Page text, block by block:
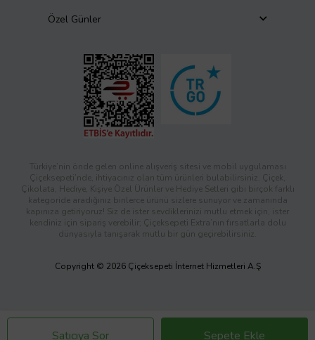
Satıcıya Sor Sepete Ekle
Özel Günler
Türkiye’nin önde gelen online alışveriş sitesi ve mobil uygulaması
Çiçeksepeti’nde, ihtiyacınız olan tüm ürünleri bulabilirsiniz. Çiçek,
Çikolata, Hediye, Kişiye Özel Ürünler ve Hediye Setleri gibi birçok farklı
kategoride aradığınız binlerce ürünü sizlere sunuyor ve zamanında
kapınıza getiriyoruz! Siz de ister sevdiklerinizi mutlu etmek için, ister
kendiniz için sipariş verebilir; Çiçeksepeti Extra’nın fırsatlarla dolu
dünyasıyla tanışarak mutlu bir gün geçirebilirsiniz.
Copyright © 2026 Çiçeksepeti İnternet Hizmetleri A.Ş